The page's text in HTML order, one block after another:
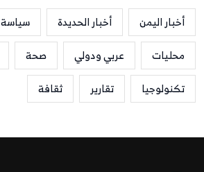
أخبار اليمن أخبار الحديدة سياسة
محليات
عربي ودولي صحة
تكنولوجيا
تقارير ثقافة